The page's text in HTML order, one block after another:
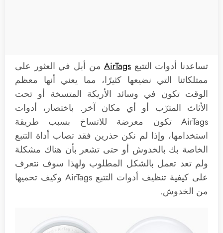
تساعدنا أدوات التتبع AirTagsمن أبل في العثور على
ممتلكاتنا التي نضيعها كثيرًا، مما يعني أنها معظم
الوقت تكون في وسائد الأريكة المتسخة أو تحت
الأثاث المترّب أو أي مكان آخر. باختصار، أدوات
AirTags تكون معرضة للاتساخ بسبب طريقة
استخدامها، وإذا لم نكن حذرين فقد تصاب أداة التتبع
الخاصة بك بالخدوش أو حتى تشعر بأن هناك مشكلة
ولم تعد تعمل بالشكل المطلوب ولهذا سوف نتعرف
على كيفية تنظيف أدوات التتبع AirTags وكيف تحميها
من الخدوش.